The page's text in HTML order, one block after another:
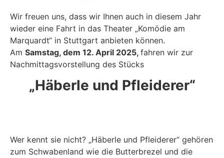
Wir freuen uns, dass wir Ihnen auch in diesem Jahr
wieder eine Fahrt in das Theater „Komödie am
Marquardt“ in Stuttgart anbieten können.
Am Samstag, dem 12. April 2025, fahren wir zur
Nachmittagsvorstellung des Stücks
„Häberle und Pfleiderer“
Wer kennt sie nicht? „Häberle und Pfleiderer“ gehören
zum Schwabenland wie die Butterbrezel und die